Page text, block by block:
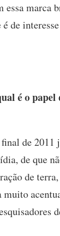
essa
de
é o papel
de
de que
de